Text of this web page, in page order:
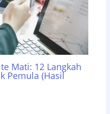
Mati: 12 Langkah
Pemula (Hasil